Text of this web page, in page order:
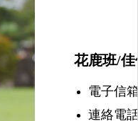
花鹿班/佳
電子信
連絡電